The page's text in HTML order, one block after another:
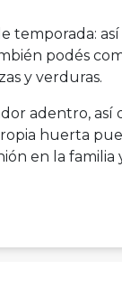
temporada:
podés
y verduras.
adentro,
huerta
en la familia